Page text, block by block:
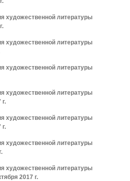
художественной литературы
художественной литературы
художественной литературы
художественной литературы
г.
художественной литературы
г.
художественной литературы
художественной литературы
2017 г.